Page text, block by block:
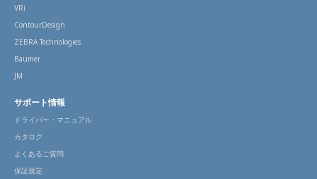
VRi
ContourDesign
ZEBRA Technologies
Baumer
JM
サポート情報
ドライバー・マニュアル
カタログ
よくあるご質問
保証規定